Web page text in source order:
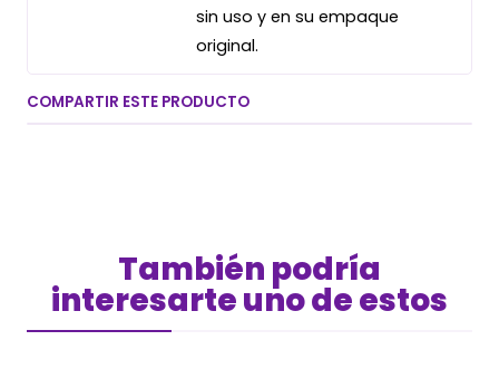
sin uso y en su empaque
original.
COMPARTIR ESTE PRODUCTO
También podría
interesarte uno de estos